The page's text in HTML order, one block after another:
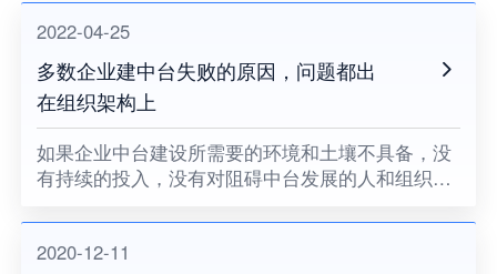
2022-04-25
多数企业建中台失败的原因，问题都出
在组织架构上
如果企业中台建设所需要的环境和土壤不具备，没
有持续的投入，没有对阻碍中台发展的人和组织提
业中台将很难健康地成长。
2020-12-11